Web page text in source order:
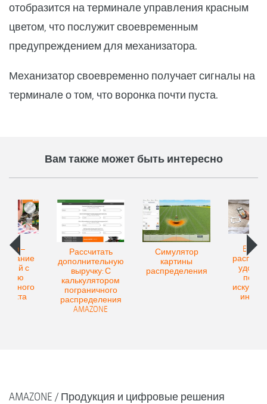
отобразится на терминале управления красным
цветом, что послужит своевременным
предупреждением для механизатора.
Механизатор своевременно получает сигналы на
терминале о том, что воронка почти пуста.
Вам также может быть интересно
–
с
Рассчитать
дополнительную
выручку: С
калькулятором
пограничного
распределения
AMAZONE
Симулятор
картины
распределения
AMAZONE
Продукция и цифровые решения